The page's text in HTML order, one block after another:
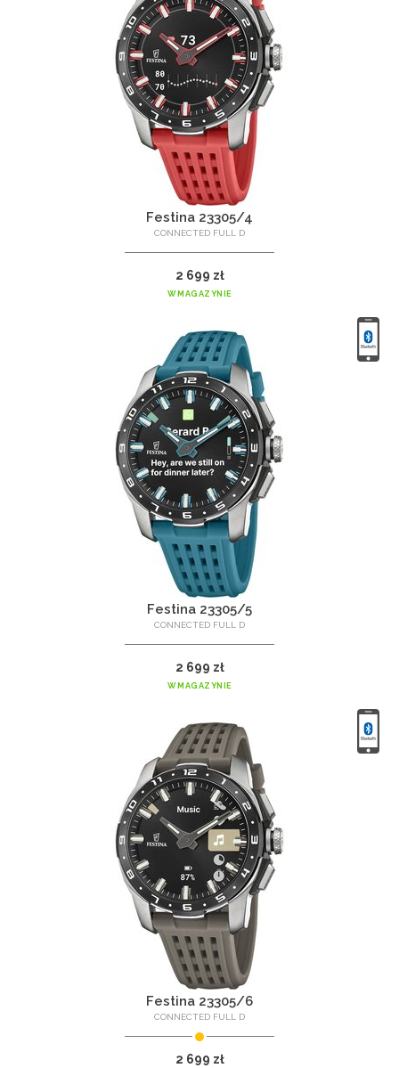
Festina 23305/4
CONNECTED FULL D
2 699 zł
W MAGAZYNIE
Festina 23305/5
CONNECTED FULL D
2 699 zł
W MAGAZYNIE
Festina 23305/6
CONNECTED FULL D
2 699 zł